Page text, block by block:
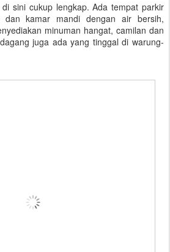
sini cukup lengkap. Ada tempat parkir
kamar mandi dengan air bersih,
minuman hangat, camilan dan
juga ada yang tinggal di warung-